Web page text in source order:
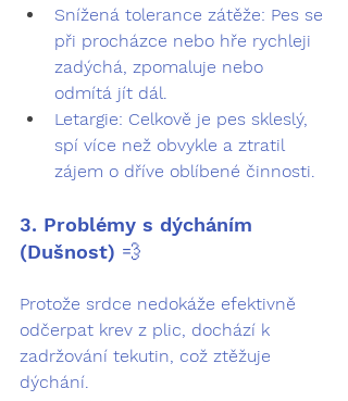
Snížená tolerance zátěže: Pes se
při procházce nebo hře rychleji
zadýchá, zpomaluje nebo
odmítá jít dál.
Letargie: Celkově je pes skleslý,
spí více než obvykle a ztratil
zájem o dříve oblíbené činnosti.
3. Problémy s dýcháním
(Dušnost) 💨
Protože srdce nedokáže efektivně
odčerpat krev z plic, dochází k
zadržování tekutin, což ztěžuje
dýchání.